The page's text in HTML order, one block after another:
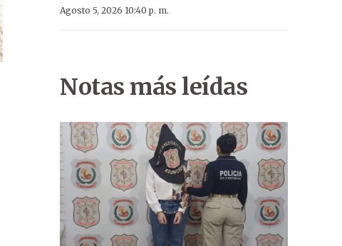
Agosto 5, 2026 10:40 p. m.
Notas más leídas